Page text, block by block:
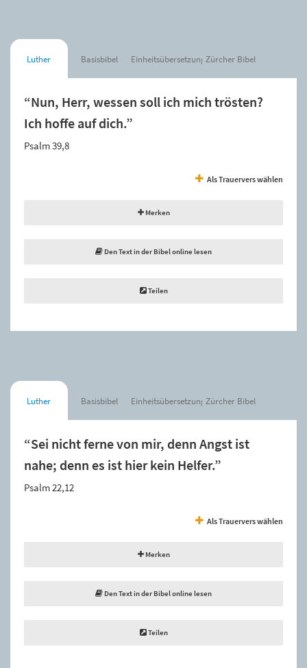
Luther Basisbibel Einheitsübersetzung Zürcher Bibel
“Nun, Herr, wessen soll ich mich trösten?
Ich hoffe auf dich.”
Psalm 39,8
Als Trauervers wählen
Merken
Den Text in der Bibel online lesen
Teilen
Luther Basisbibel Einheitsübersetzung Zürcher Bibel
“Sei nicht ferne von mir, denn Angst ist
nahe; denn es ist hier kein Helfer.”
Psalm 22,12
Als Trauervers wählen
Merken
Den Text in der Bibel online lesen
Teilen